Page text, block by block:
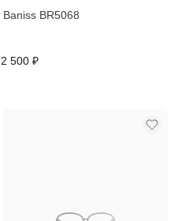
Baniss BR5068
2 500 ₽